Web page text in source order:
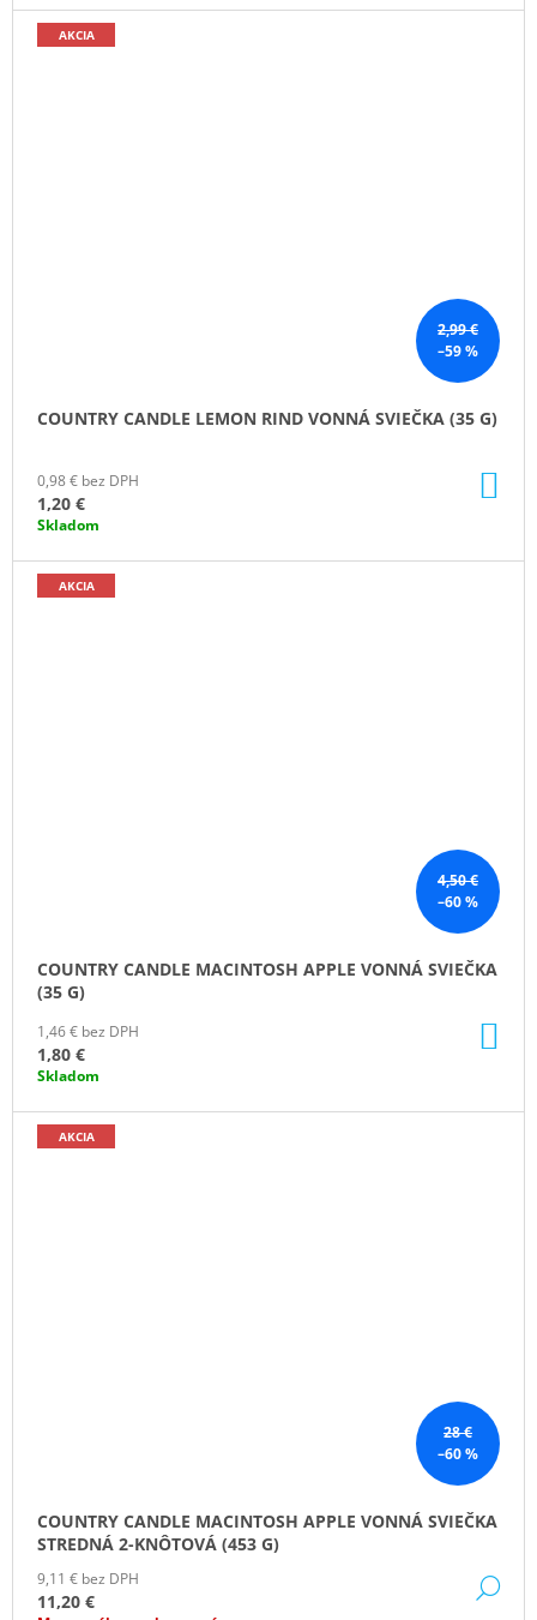
2,99 €
–59 %
AKCIA
COUNTRY CANDLE LEMON RIND VONNÁ SVIEČKA (35 G)
0,98 € bez DPH
1,20 €
Skladom
4,50 €
–60 %
AKCIA
COUNTRY CANDLE MACINTOSH APPLE VONNÁ SVIEČKA
(35 G)
1,46 € bez DPH
1,80 €
Skladom
28 €
–60 %
AKCIA
COUNTRY CANDLE MACINTOSH APPLE VONNÁ SVIEČKA
STREDNÁ 2-KNÔTOVÁ (453 G)
9,11 € bez DPH
11,20 €